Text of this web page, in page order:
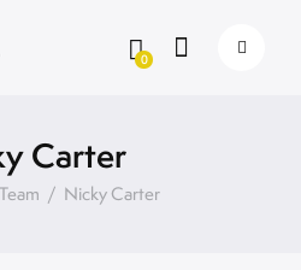
0
Carter
Nicky Carter